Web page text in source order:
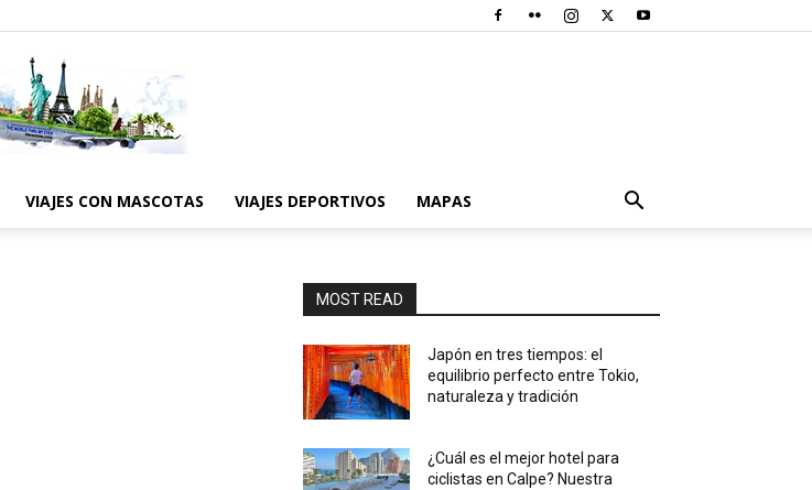
VIAJES CON MASCOTAS VIAJES DEPORTIVOS MAPAS
MOST READ
Japón en tres tiempos: el
equilibrio perfecto entre Tokio,
naturaleza y tradición
¿Cuál es el mejor hotel para
ciclistas en Calpe? Nuestra